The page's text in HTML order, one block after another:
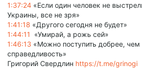
1:37:24 «Если один человек не
Украины, все не зря»
1:41:18 «Другого сегодня не будет»
1:44:11
«Умирай, а рожь сей»
1:46:13 «Можно поступить добрее,
справедливость»
Григорий Свердлин https://t.me/grinogi